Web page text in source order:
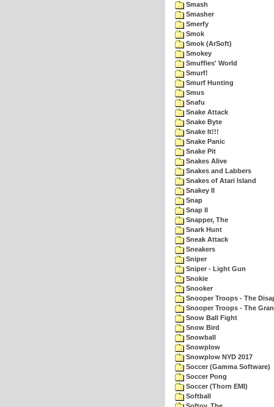
Smash
Smasher
Smerfy
Smok
Smok (ArSoft)
Smokey
Smuffies' World
Smurf!
Smurf Hunting
Smus
Snafu
Snake Attack
Snake Byte
Snake It!!!
Snake Panic
Snake Pit
Snakes Alive
Snakes and Labbers
Snakes of Atari Island
Snakey II
Snap
Snap II
Snapper, The
Snark Hunt
Sneak Attack
Sneakers
Sniper
Sniper - Light Gun
Snokie
Snooker
Snooper Troops - The
Snooper Troops - The
Snow Ball Fight
Snow Bird
Snowball
Snowplow
Snowplow NYD 2017
Soccer (Gamma Software)
Soccer Pong
Soccer (Thorn EMI)
Softball